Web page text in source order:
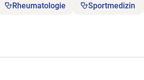
Rheumatologie Sportmedizin